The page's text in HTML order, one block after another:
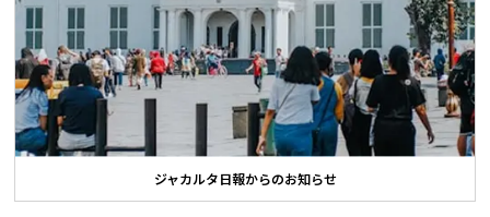
ジャカルタ日報からのお知らせ